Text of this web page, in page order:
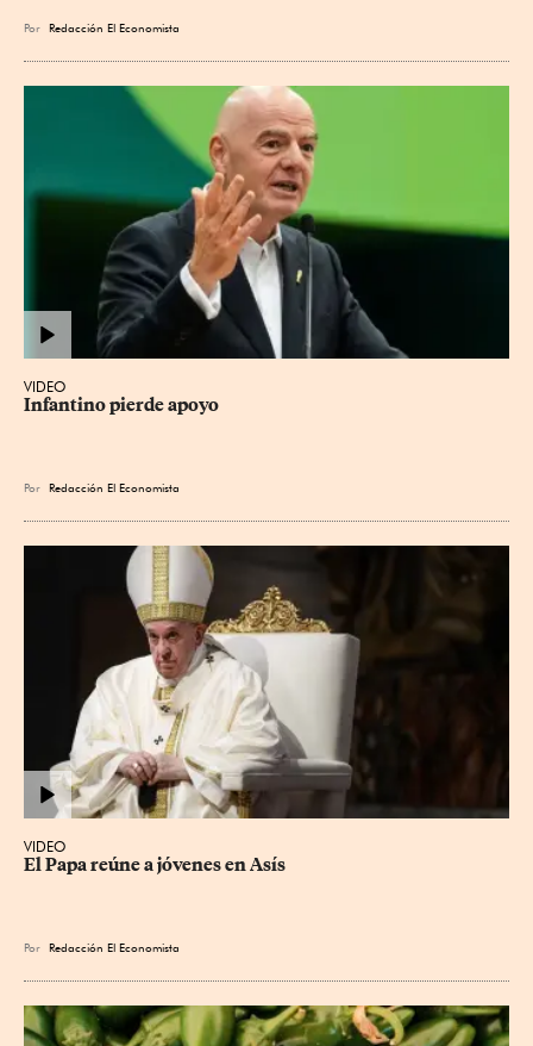
Por Redacción El Economista
VIDEO
Infantino pierde apoyo
Por Redacción El Economista
VIDEO
El Papa reúne a jóvenes en Asís
Por Redacción El Economista